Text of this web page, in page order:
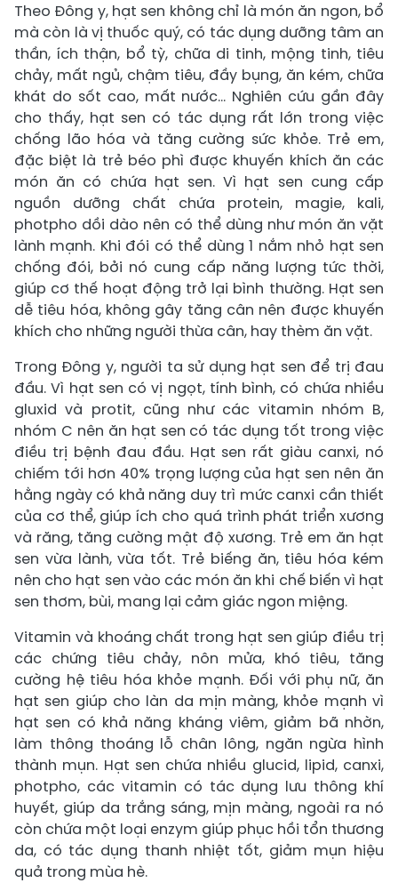
Theo Đông y, hạt sen không chỉ là món ăn ngon, bổ
mà còn là vị thuốc quý, có tác dụng dưỡng tâm an
thần, ích thận, bổ tỳ, chữa di tinh, mộng tinh, tiêu
chảy, mất ngủ, chậm tiêu, đầy bụng, ăn kém, chữa
khát do sốt cao, mất nước… Nghiên cứu gần đây
cho thấy, hạt sen có tác dụng rất lớn trong việc
chống lão hóa và tăng cường sức khỏe. Trẻ em,
đặc biệt là trẻ béo phì được khuyến khích ăn các
món ăn có chứa hạt sen. Vì hạt sen cung cấp
nguồn dưỡng chất chứa protein, magie, kali,
photpho dồi dào nên có thể dùng như món ăn vặt
lành mạnh. Khi đói có thể dùng 1 nắm nhỏ hạt sen
chống đói, bởi nó cung cấp năng lượng tức thời,
giúp cơ thế hoạt động trở lại bình thường. Hạt sen
dễ tiêu hóa, không gây tăng cân nên được khuyến
khích cho những người thừa cân, hay thèm ăn vặt.
Trong Đông y, người ta sử dụng hạt sen để trị đau
đầu. Vì hạt sen có vị ngọt, tính bình, có chứa nhiều
gluxid và protit, cũng như các vitamin nhóm B,
nhóm C nên ăn hạt sen có tác dụng tốt trong việc
điều trị bệnh đau đầu. Hạt sen rất giàu canxi, nó
chiếm tới hơn 40% trọng lượng của hạt sen nên ăn
hằng ngày có khả năng duy trì mức canxi cần thiết
của cơ thể, giúp ích cho quá trình phát triển xương
và răng, tăng cường mật độ xương. Trẻ em ăn hạt
sen vừa lành, vừa tốt. Trẻ biếng ăn, tiêu hóa kém
nên cho hạt sen vào các món ăn khi chế biến vì hạt
sen thơm, bùi, mang lại cảm giác ngon miệng.
Vitamin và khoáng chất trong hạt sen giúp điều trị
các chứng tiêu chảy, nôn mửa, khó tiêu, tăng
cường hệ tiêu hóa khỏe mạnh. Đối với phụ nữ, ăn
hạt sen giúp cho làn da mịn màng, khỏe mạnh vì
hạt sen có khả năng kháng viêm, giảm bã nhờn,
làm thông thoáng lỗ chân lông, ngăn ngừa hình
thành mụn. Hạt sen chứa nhiều glucid, lipid, canxi,
photpho, các vitamin có tác dụng lưu thông khí
huyết, giúp da trắng sáng, mịn màng, ngoài ra nó
còn chứa một loại enzym giúp phục hồi tổn thương
da, có tác dụng thanh nhiệt tốt, giảm mụn hiệu
quả trong mùa hè.